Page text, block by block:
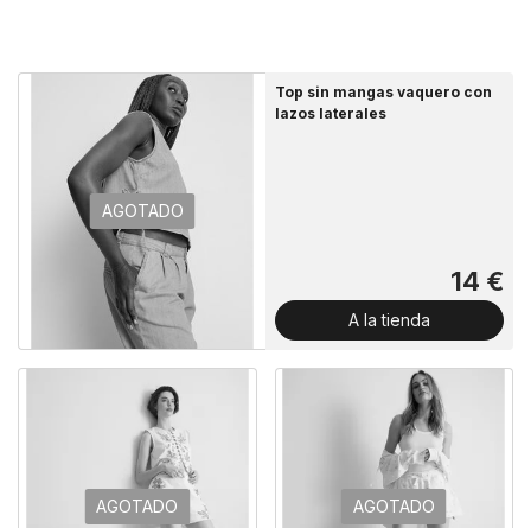
AGOTADO
Top sin mangas vaquero con
lazos laterales
14 €
A la tienda
AGOTADO AGOTADO